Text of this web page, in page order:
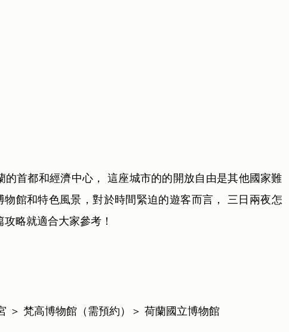
首都和經濟中心， 這座城市的的開放自由是其他國家難
館和特色風景，對於時間緊迫的遊客而言， 三日兩夜怎
略就適合大家參考！
＞ 梵高博物館（需預約）＞ 荷蘭國立博物館